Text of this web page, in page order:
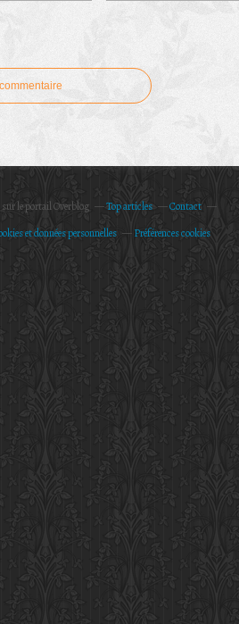
sur le portail Overblog Top articles
Contact
et données personnelles Préférences cookies